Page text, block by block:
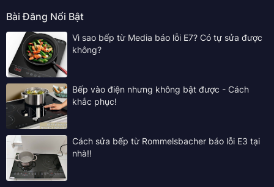
Bài Đăng Nổi Bật
Vì sao bếp từ Media báo lỗi E7? Có tự sửa được
không?
Bếp vào điện nhưng không bật được - Cách
khắc phục!
Cách sửa bếp từ Rommelsbacher báo lỗi E3 tại
nhà!!